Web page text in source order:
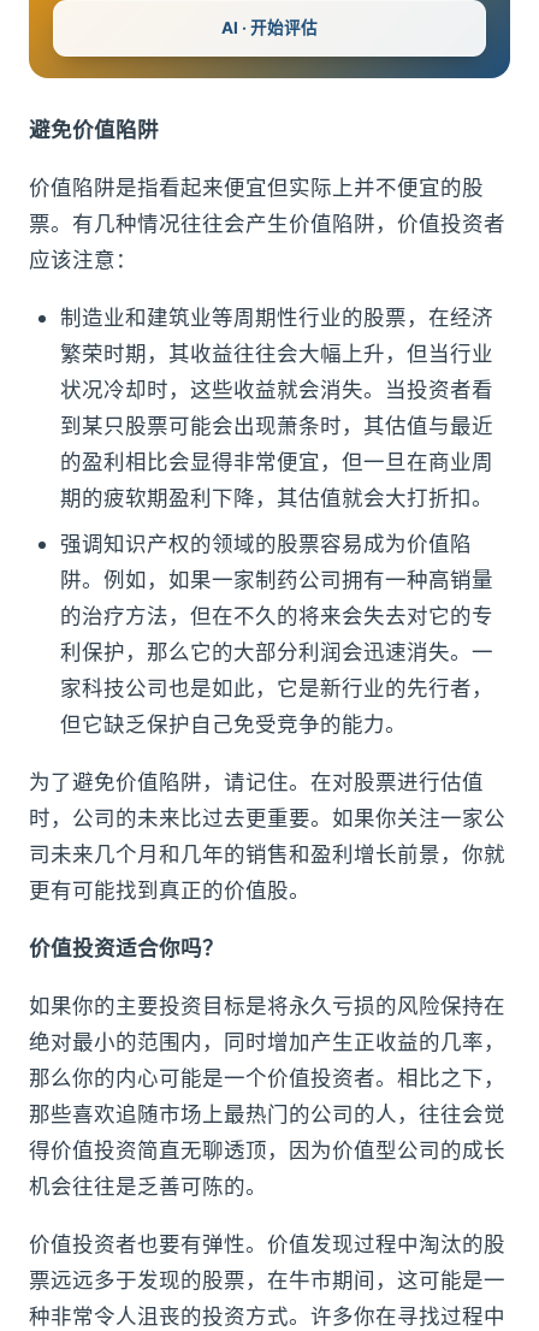
AI · 开始评估
避免价值陷阱
价值陷阱是指看起来便宜但实际上并不便宜的股
票。有几种情况往往会产生价值陷阱，价值投资者
应该注意：
制造业和建筑业等周期性行业的股票，在经济
繁荣时期，其收益往往会大幅上升，但当行业
状况冷却时，这些收益就会消失。当投资者看
到某只股票可能会出现萧条时，其估值与最近
的盈利相比会显得非常便宜，但一旦在商业周
期的疲软期盈利下降，其估值就会大打折扣。
强调知识产权的领域的股票容易成为价值陷
阱。例如，如果一家制药公司拥有一种高销量
的治疗方法，但在不久的将来会失去对它的专
利保护，那么它的大部分利润会迅速消失。一
家科技公司也是如此，它是新行业的先行者，
但它缺乏保护自己免受竞争的能力。
为了避免价值陷阱，请记住。在对股票进行估值
时，公司的未来比过去更重要。如果你关注一家公
司未来几个月和几年的销售和盈利增长前景，你就
更有可能找到真正的价值股。
价值投资适合你吗？
如果你的主要投资目标是将永久亏损的风险保持在
绝对最小的范围内，同时增加产生正收益的几率，
那么你的内心可能是一个价值投资者。相比之下，
那些喜欢追随市场上最热门的公司的人，往往会觉
得价值投资简直无聊透顶，因为价值型公司的成长
机会往往是乏善可陈的。
价值投资者也要有弹性。价值发现过程中淘汰的股
票远远多于发现的股票，在牛市期间，这可能是一
种非常令人沮丧的投资方式。许多你在寻找过程中